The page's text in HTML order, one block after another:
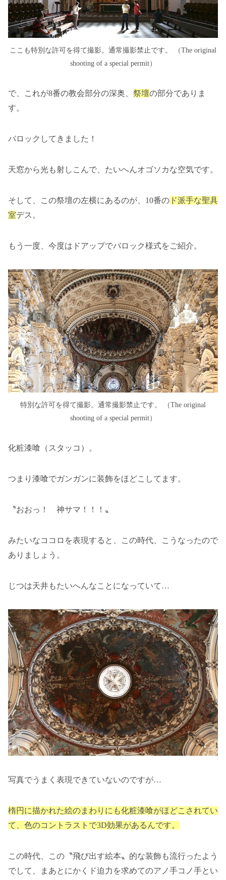
ここも特別な許可を得て撮影。通常撮影禁止です。 （The original
shooting of a special permit）
で、これが8番の教会部分の深奥、 祭壇の部分でありま
す。
バロックしてきました！
天窓から光も射しこんで、たいへんオゴソカな空気です。
そして、この祭壇の左横にあるのが、10番の ド派手な聖具
室デス。
もう一度、今度はドアップでバロック様式をご紹介。
特別な許可を得て撮影。通常撮影禁止です。 （The original
shooting of a special permit）
化粧漆喰（スタッコ）。
つまり漆喰でガンガンに装飾をほどこしてます。
〝おおっ！ 神サマ！！！〟
みたいなココロを表現すると、この時代、こうなったので
ありましょう。
じつは天井もたいへんなことになっていて…
写真でうまく表現できていないのですが…
楕円に描かれた絵のまわりにも化粧漆喰がほどこされてい
て、色のコントラストで3D効果があるんです。
この時代、この〝飛び出す絵本〟的な装飾も流行ったよう
でして、まあとにかくド迫力を求めてのアノ手コノ手とい